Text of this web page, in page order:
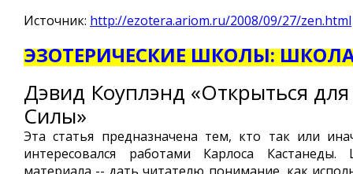
Источник: http://ezotera.ariom.ru/2008/09/27/zen.html
ЭЗОТЕРИЧЕСКИЕ ШКОЛЫ:
Дэвид Коуплэнд «Открыться
Силы»
Эта статья предназначена тем, кто так или
интересовался работами Карлоса Кастанеды.